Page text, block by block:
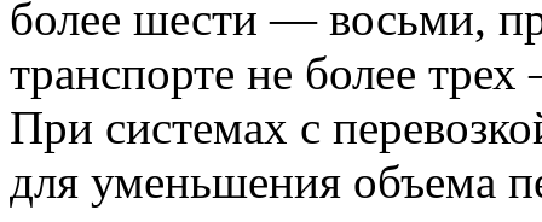
более шести — восьми,
транспорте не более
При системах с
для уменьшения объема